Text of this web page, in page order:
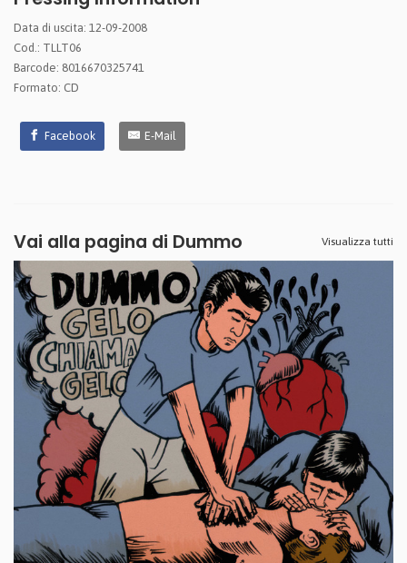
Data di uscita: 12-09-2008
Cod.: TLLT06
Barcode: 8016670325741
Formato: CD
Facebook E-Mail
Vai alla pagina di Dummo Visualizza tutti